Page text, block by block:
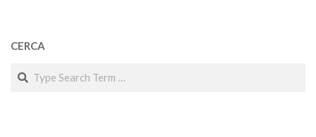
CERCA
Search